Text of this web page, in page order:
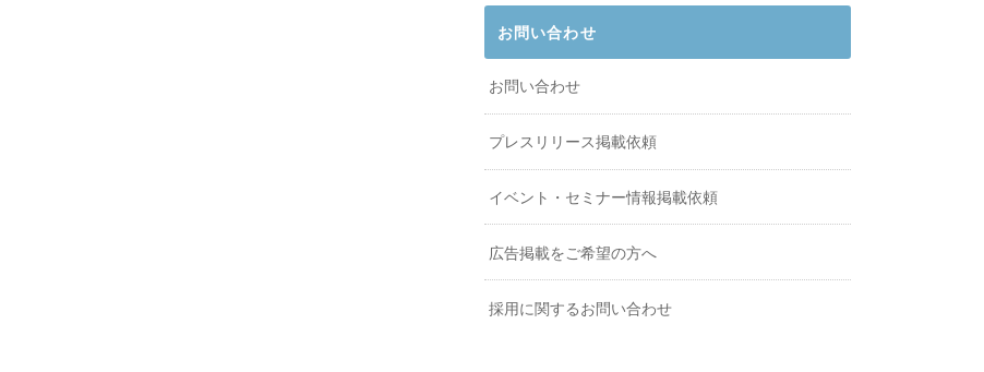
お問い合わせ
お問い合わせ
プレスリリース掲載依頼
イベント・セミナー情報掲載依頼
広告掲載をご希望の方へ
採用に関するお問い合わせ